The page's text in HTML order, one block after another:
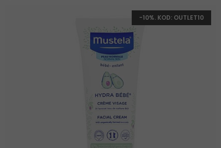
-10%. KOD: OUTLET10